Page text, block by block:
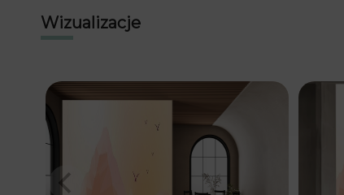
Wizualizacje